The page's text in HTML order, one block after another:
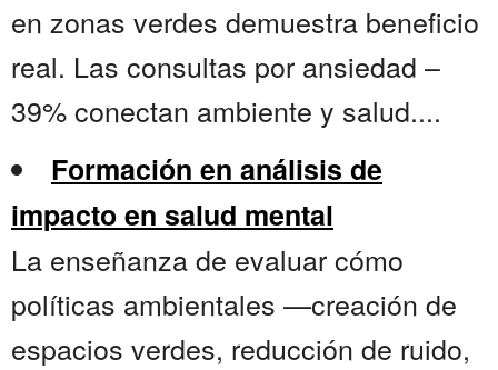
en zonas verdes demuestra beneficio
real. Las consultas por ansiedad –
39% conectan ambiente y salud....
Formación en análisis de
impacto en salud mental
La enseñanza de evaluar cómo
políticas ambientales —creación de
espacios verdes, reducción de ruido,